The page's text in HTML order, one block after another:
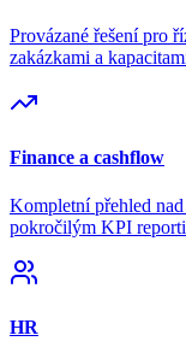
Provázané řešení pro
zakázkami a
Finance a cashflow
Kompletní přehled
pokročilým KPI
HR